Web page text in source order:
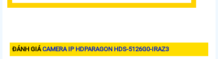
ĐÁNH GIÁCAMERA IP HDPARAGON HDS-5126G0-IRAZ3